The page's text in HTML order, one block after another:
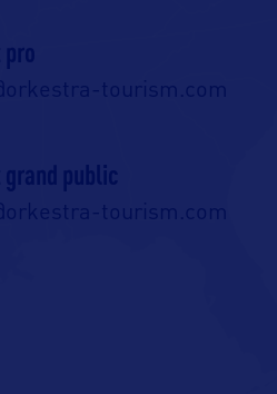
tourism.com
public
tourism.com